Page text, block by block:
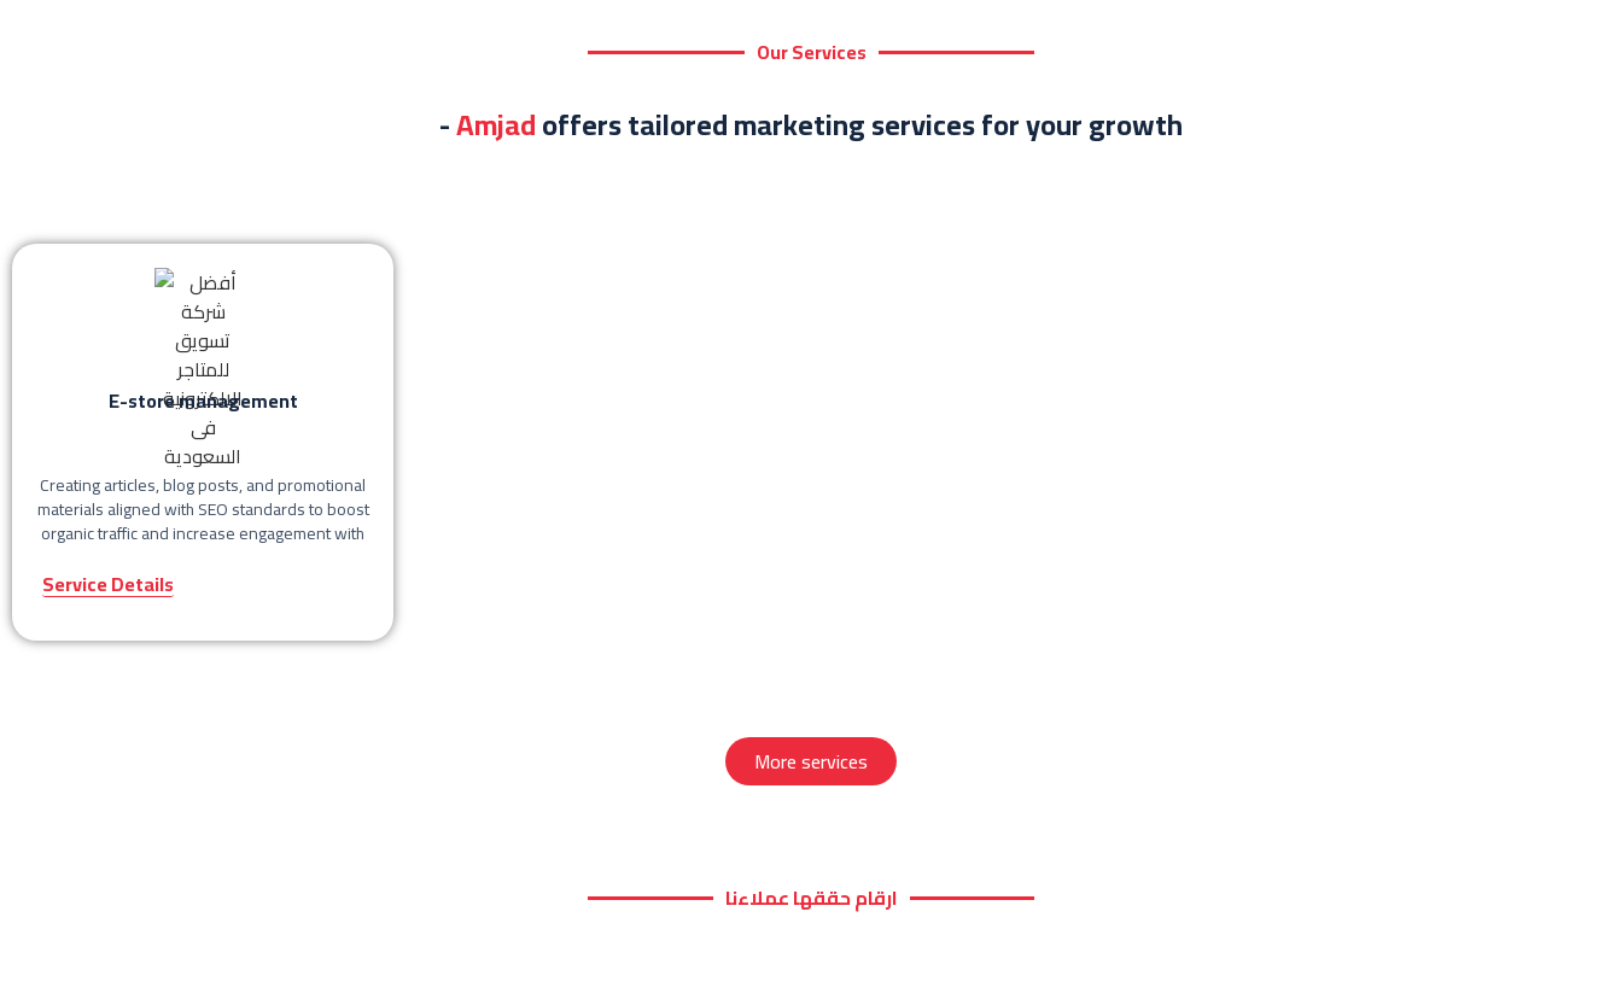
Our Services
-Amjadoffers tailored marketing services for your growth
E-store management
Creating articles, blog posts, and promotional
materials aligned with SEO standards to boost
organic traffic and increase engagement with
Service Details
More services
ارقام حققها عملاءنا